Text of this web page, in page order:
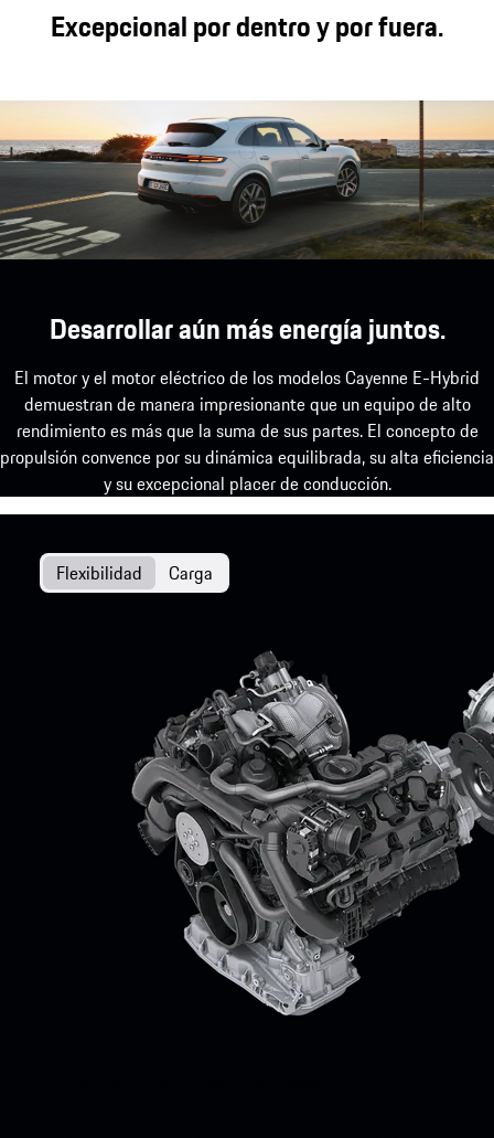
Además de la comodidad y la deportividad en la
carretera, los sistemas de chasis evolucionados
exigentes.
Excepcional por dentro y por fuera.
Desarrollar aún más energía juntos.
El motor y el motor eléctrico de los modelos Cayenne E-Hybrid
demuestran de manera impresionante que un equipo de alto
rendimiento es más que la suma de sus partes. El concepto de
propulsión convence por su dinámica equilibrada, su alta eficiencia
y su excepcional placer de conducción.
Flexibilidad Carga